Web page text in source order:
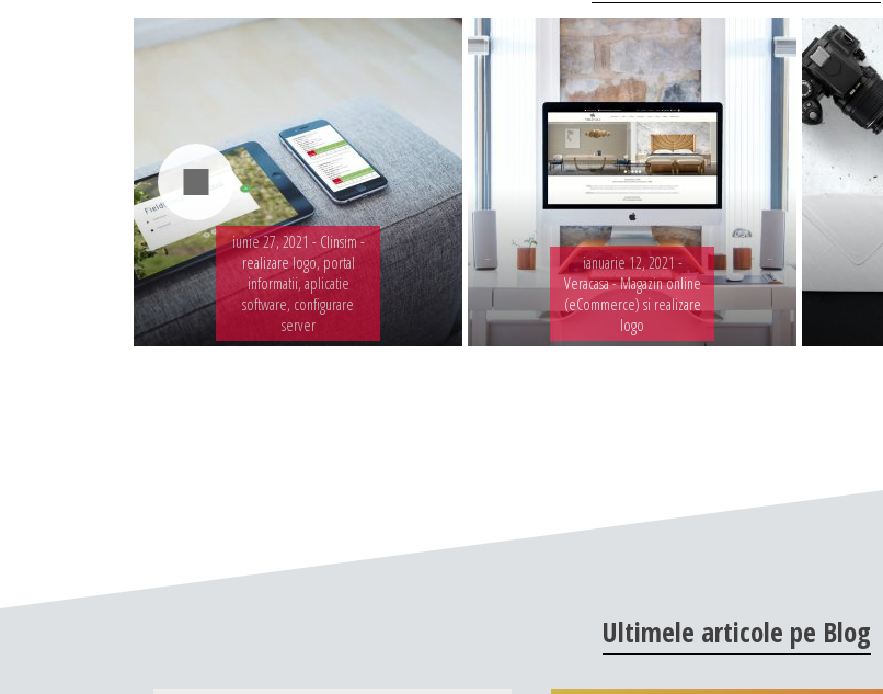
iunie 27, 2021 - Clinsim -
realizare logo, portal
informatii, aplicatie
software, configurare
server
ianuarie 12, 2021 -
Veracasa - Magazin online
(eCommerce) si realizare
logo
Ultimele articole pe Blog